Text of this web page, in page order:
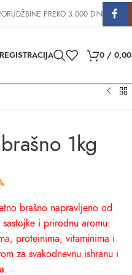
PREKO 3.000 DIN
0 / 0,00
1kg
brašno napravljeno od
i prirodnu aromu.
proteinima, vitaminima i
za svakodnevnu ishranu i